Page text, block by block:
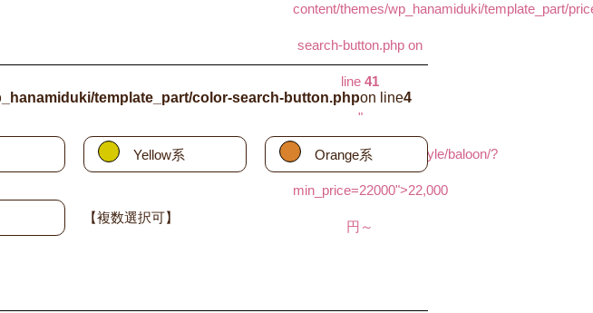
content/themes/wp_hanamiduki/template_part/
search-button.php on
line 41
"
href="/category/item/style/baloon/?
min_price=22000">22,000
円～
template_part/color-search-button.phpon line4
Yellow系 Orange系
【複数選択可】